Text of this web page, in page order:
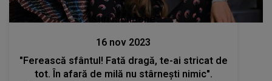
Stiri mondene
16 nov 2023
"Ferească sfântul! Fată dragă, te-ai stricat de
tot. În afară de milă nu stârnești nimic".